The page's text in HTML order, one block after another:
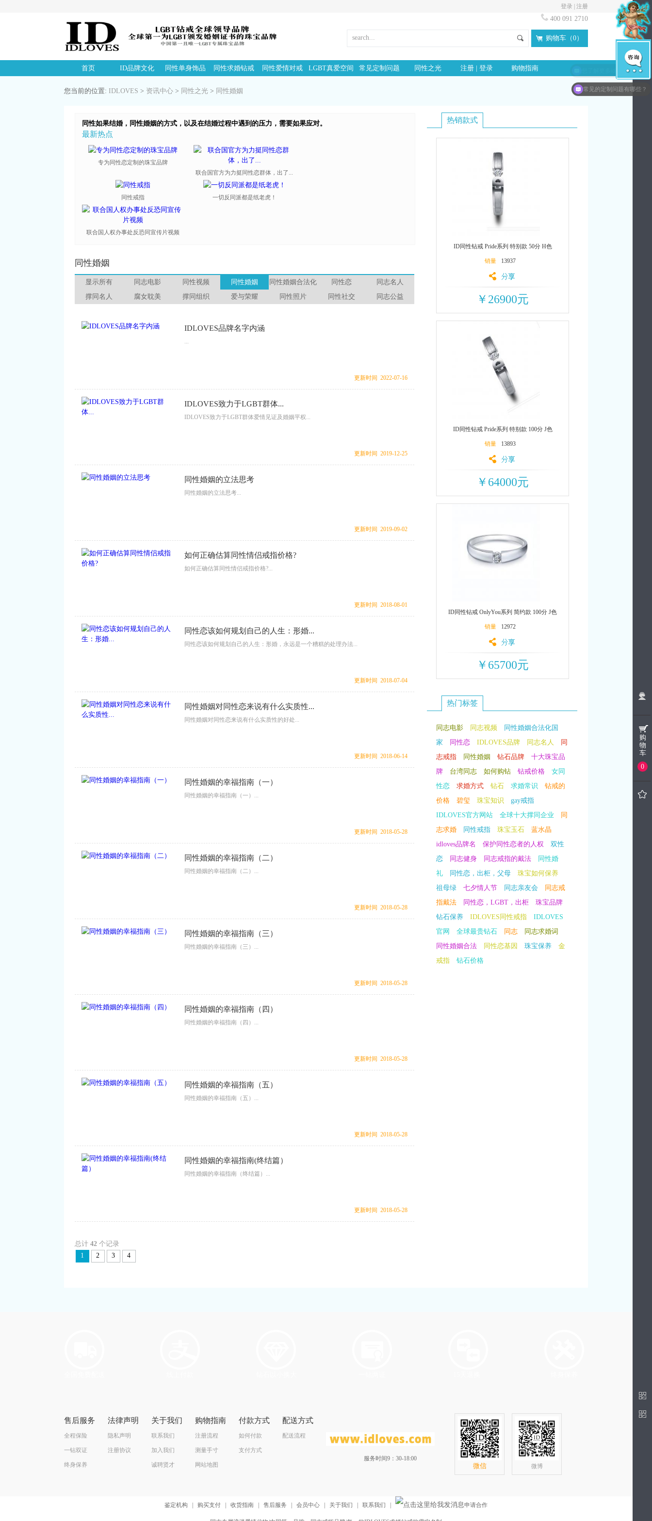
登录 注册
400 091 2710
购物车（0）
首页 ID品牌文化 同性单身饰品 同性求婚钻戒 同性爱情对戒 LGBT真爱空间 常见定制问题 同性之光 注册 | 登录 购物指南
您当前的位置: IDLOVES > 资讯中心 > 同性之光 > 同性婚姻
同性如果结婚，同性婚姻的方式，以及在结婚过程中遇到的压力，需要如果应对。
最新热点
专为同性恋定制的珠宝品牌
联合国官方为力挺同性恋群体，出了...
同性戒指 一切反同派都是纸老虎！
联合国人权办事处反恐同宣传片视频
同性婚姻
显示所有 同志电影 同性视频 同性婚姻 同性婚姻合法化 同性恋
同志名人
撑同名人
腐女耽美 撑同组织 爱与荣耀 同性照片 同性社交 同志公益
IDLOVES品牌名字内涵
...
更新时间 2022-07-16
IDLOVES致力于LGBT群体...
IDLOVES致力于LGBT群体爱情见证及婚姻平权...
更新时间 2019-12-25
同性婚姻的立法思考
同性婚姻的立法思考...
更新时间 2019-09-02
如何正确估算同性情侣戒指价格?
如何正确估算同性情侣戒指价格?...
更新时间 2018-08-01
同性恋该如何规划自己的人生：形婚...
同性恋该如何规划自己的人生：形婚，永远是一个糟糕的处理办法...
更新时间 2018-07-04
同性婚姻对同性恋来说有什么实质性...
同性婚姻对同性恋来说有什么实质性的好处...
更新时间 2018-06-14
同性婚姻的幸福指南（一）
同性婚姻的幸福指南（一）...
更新时间 2018-05-28
同性婚姻的幸福指南（二）
同性婚姻的幸福指南（二）...
更新时间 2018-05-28
同性婚姻的幸福指南（三）
同性婚姻的幸福指南（三）...
更新时间 2018-05-28
同性婚姻的幸福指南（四）
同性婚姻的幸福指南（四）...
更新时间 2018-05-28
同性婚姻的幸福指南（五）
同性婚姻的幸福指南（五）...
更新时间 2018-05-28
同性婚姻的幸福指南(终结篇）
同性婚姻的幸福指南（终结篇）...
更新时间 2018-05-28
总计 42个记录
1
2 3 4
热销款式
ID同性钻戒 Pride系列 特别款 50分 H色
销量 13937
￥26900元
ID同性钻戒 Pride系列 特别款 100分 J色
销量 13893
￥64000元
ID同性钻戒 OnlyYou系列 简约款 100分 J色
销量 12972
￥65700元
热门标签
同志电影 同志视频
同性婚姻合法化国
家
同性恋 IDLOVES品牌 同志名人
同
志戒指
同性婚姻 钻石品牌
十大珠宝品
牌
台湾同志 如何购钻 钻戒价格
女同
性恋
求婚方式 钻石 求婚常识
钻戒的
价格
碧玺 珠宝知识
gay戒指
IDLOVES官方网站
全球十大撑同企业
同
志求婚
同性戒指 珠宝玉石
蓝水晶
idloves品牌名
保护同性恋者的人权
双性
恋
同志健身 同志戒指的戴法
同性婚
礼
同性恋，出柜，父母
珠宝如何保养
祖母绿
七夕情人节 同志亲友会
同志戒
指戴法
同性恋，LGBT，出柜
珠宝品牌
钻石保养
IDLOVES同性戒指
IDLOVES
官网
全球最贵钻石 同志
同志求婚词
同性婚姻合法
同性恋基因 珠宝保养
金
戒指
钻石价格
售后服务
全程保险
一钻双证
终身保养
法律声明
隐私声明
注册协议
关于我们
联系我们
加入我们
诚聘贤才
购物指南
注册流程
测量手寸
网站地图
付款方式
如何付款
支付方式
配送方式
配送流程
服务时间9：30-18:00
微信 微博
鉴定机构 购买支付 收货指南 售后服务 会员中心 关于我们 联系我们 申请合作
购
物
车
0
常见的定制问题有哪些？
想了解更多idloves信息？